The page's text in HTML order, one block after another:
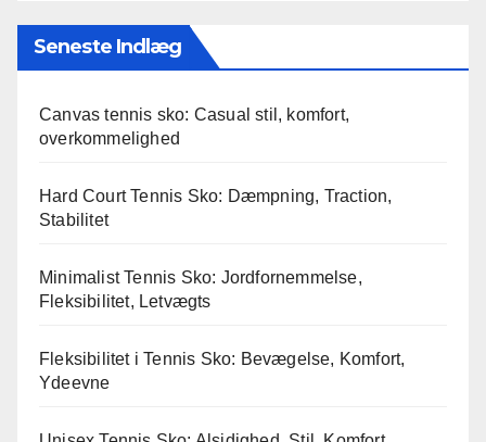
Seneste Indlæg
Canvas tennis sko: Casual stil, komfort,
overkommelighed
Hard Court Tennis Sko: Dæmpning, Traction,
Stabilitet
Minimalist Tennis Sko: Jordfornemmelse,
Fleksibilitet, Letvægts
Fleksibilitet i Tennis Sko: Bevægelse, Komfort,
Ydeevne